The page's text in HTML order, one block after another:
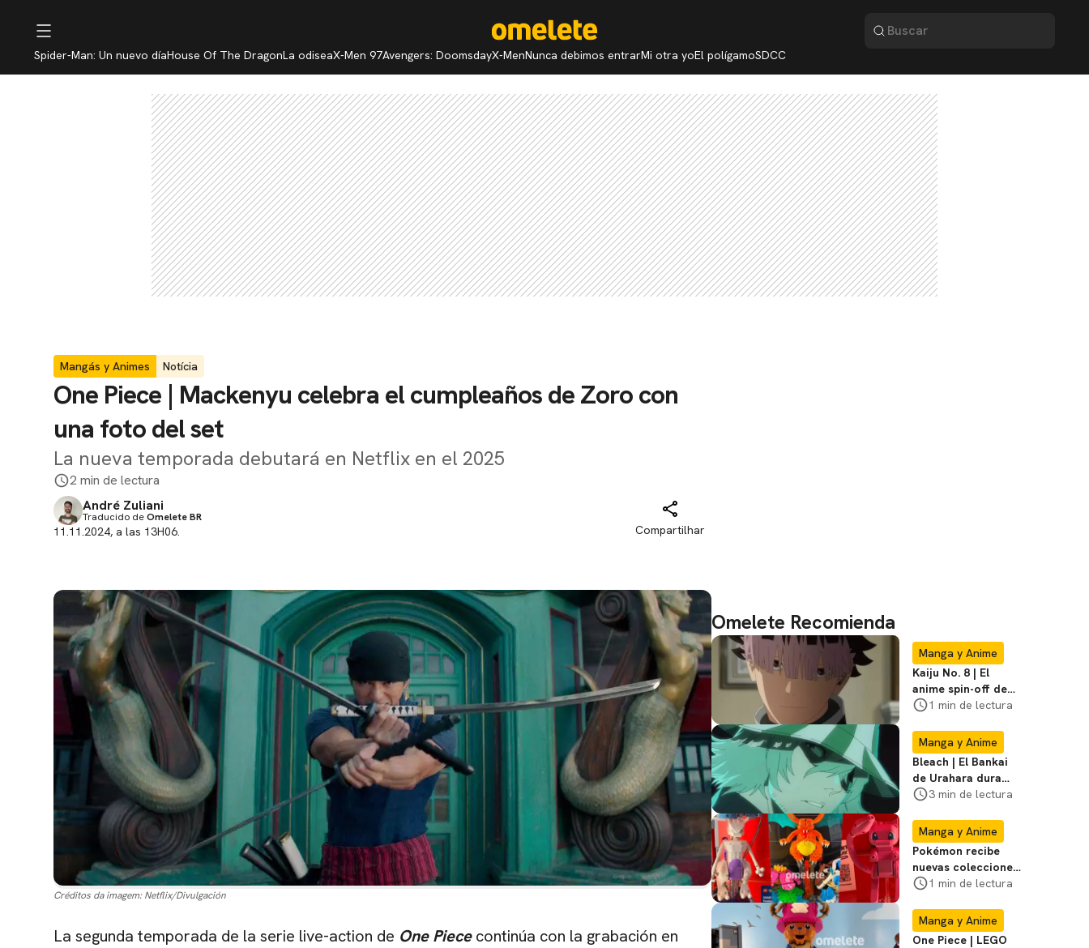
Spider-Man: Un nuevo díaHouse Of The DragonLa odiseaX-Men 97Avengers: DoomsdayX-MenNunca debimos entrarMi otra yoEl polígamoSDCC
Mangás y Animes Notícia
One Piece | Mackenyu celebra el cumpleaños de Zoro con
una foto del set
La nueva temporada debutará en Netflix en el 2025
2 min de lectura
André Zuliani
Traducido deOmelete BR
11.11.2024, a las 13H06. Compartilhar
Créditos da imagem: Netflix/Divulgación
La segunda temporada de la serie live-action de One Piececontinúa con la grabación en
Omelete Recomienda
Manga y Anime
Kaiju No. 8 | El
anime spin-off de
Gen Narumi ya tiene
1 min de lectura
Manga y Anime
Bleach | El Bankai
de Urahara dura
poco, pero tiene
impecable
3 min de lectura
Manga y Anime
Pokémon recibe
nuevas colecciones
de LEGO durante la
fotos
1 min de lectura
Manga y Anime
One Piece | LEGO